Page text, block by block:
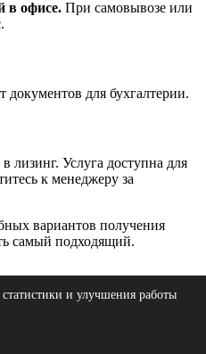
в офисе. При самовывозе или
для бухгалтерии.
лизинг. Услуга доступна для
к менеджеру за
вариантов получения
самый подходящий.
из наших площадок,
с менеджером.
и улучшения работы